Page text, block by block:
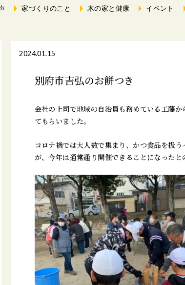
家づくりのこと 木の家と健康 イベント
2024.01.15
別府市吉弘のお餅つき
会社の上司で地域の自治員も務めている工藤
てもらいました。
コロナ禍では大人数で集まり、かつ食品を扱
が、今年は通常通り開催できることになったと